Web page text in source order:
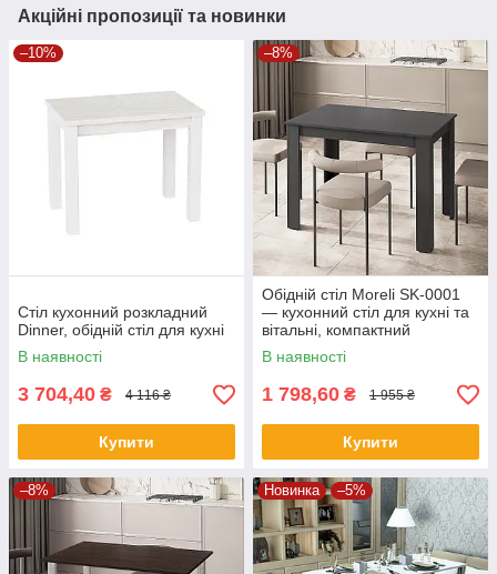
Акційні пропозиції та новинки
–10%
Стіл кухонний розкладний
Dinner, обідній стіл для кухні
В наявності
3 704,40 ₴ 4 116 ₴
Купити
–8%
Обідній стіл Moreli SK-0001
— кухонний стіл для кухні та
вітальні, компактний
прямокутний стіл
В наявності
1 798,60 ₴ 1 955 ₴
Купити
–8% Новинка –5%